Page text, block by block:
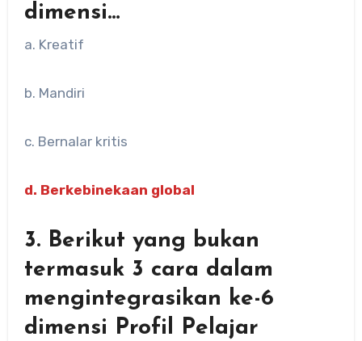
dimensi…
a. Kreatif
b. Mandiri
c. Bernalar kritis
d. Berkebinekaan global
3. Berikut yang bukan
termasuk 3 cara dalam
mengintegrasikan ke-6
dimensi Profil Pelajar